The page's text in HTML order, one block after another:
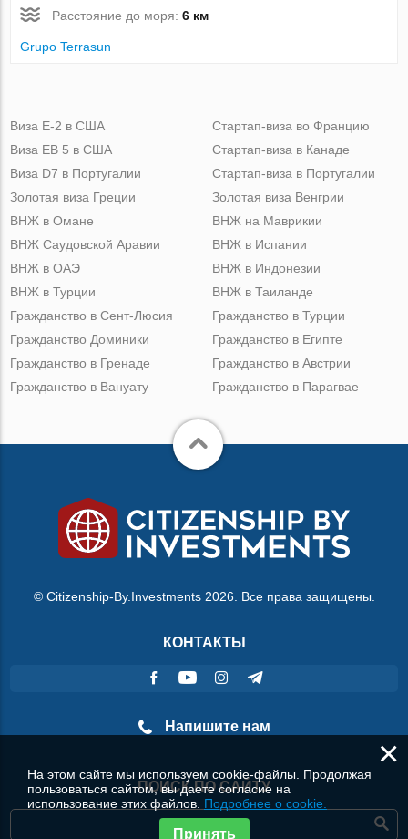
Расстояние до моря:6 км
Grupo Terrasun
Виза Е-2 в США
Виза ЕВ 5 в США
Виза D7 в Португалии
Золотая виза Греции
Стартап-виза во Францию
Стартап-виза в Канаде
Стартап-виза в Португалии
Золотая виза Венгрии
ВНЖ в Омане
ВНЖ Саудовской Аравии
ВНЖ в ОАЭ
ВНЖ в Турции
ВНЖ на Маврикии
ВНЖ в Испании
ВНЖ в Индонезии
ВНЖ в Таиланде
Гражданство в Сент-Люсия
Гражданство Доминики
Гражданство в Гренаде
Гражданство в Вануату
Гражданство в Турции
Гражданство в Египте
Гражданство в Австрии
Гражданство в Парагвае
© Citizenship-By.Investments 2026. Все права защищены.
КОНТАКТЫ
Напишите нам
ПОИСК ПО САЙТУ
×
На этом сайте мы используем cookie-файлы. Продолжая
пользоваться сайтом, вы даете согласие на
использование этих файлов. Подробнее о cookie.
Принять